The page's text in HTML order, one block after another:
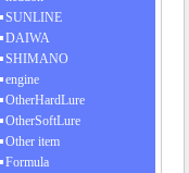
SUNLINE
DAIWA
SHIMANO
engine
OtherHardLure
OtherSoftLure
Other item
Formula